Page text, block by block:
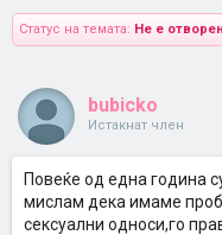
Статус на темата: Не е
bubicko
Истакнат член
Повеќе од една година
мислам дека имаме
сексуални односи,го